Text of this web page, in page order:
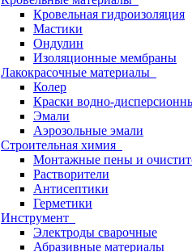
Кровельная гидроизоляция
Мастики
Ондулин
Изоляционные мембраны
Лакокрасочные материалы
Колер
Краски водно-
Эмали
Аэрозольные эмали
Строительная химия
Монтажные пены и
Растворители
Антисептики
Герметики
Инструмент
Электроды сварочные
Абразивные материалы